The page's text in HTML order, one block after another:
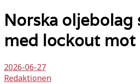
Norska oljebolag
med lockout mot
2026-06-27
Redaktionen